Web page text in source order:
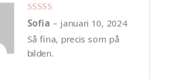
Betygsatt5
av 5
Sofia – januari 10, 2024
Så fina, precis som på
bilden.